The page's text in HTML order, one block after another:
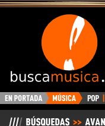
BuscaMusica.es